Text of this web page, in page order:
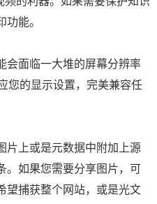
能。
会面临一大堆的屏幕分辨率
您的显示设置，完美兼容任
片上或是元数据中附加上源
。如果您需要分享图片，可
望捕获整个网站，或是光文